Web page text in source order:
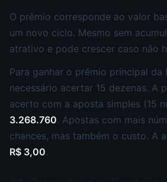
O prêmio corresponde ao valor
um novo ciclo. Mesmo sem
atrativo e pode crescer caso não
Para ganhar o prêmio principal da
necessário acertar 15 dezenas. A
acerto com a aposta simples (15
3.268.760. Apostas com mais
chances, mas também o custo. A
R$ 3,00.